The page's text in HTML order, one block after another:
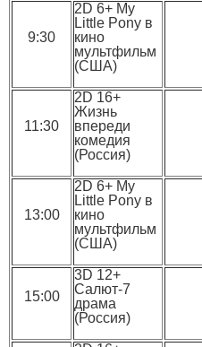
9:30
2D 6+ My
Little Pony в
кино
мультфильм
(США)
11:30
2D 16+
Жизнь
впереди
комедия
(Россия)
13:00
2D 6+ My
Little Pony в
кино
мультфильм
(США)
15:00
3D 12+
Салют-7
драма
(Россия)